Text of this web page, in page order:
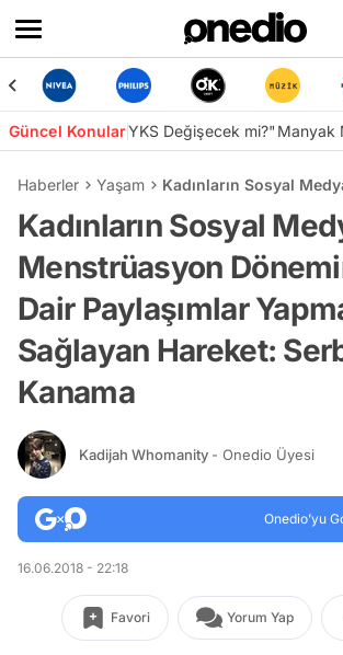
Güncel KonularYKS Değişecek mi?"Manyak
Haberler Yaşam Kadınların Sosyal
Kadınların Sosyal
Menstrüasyon
Dair Paylaşımlar
Sağlayan Hareket:
Kanama
Kadijah Whomanity - Onedio Üyesi
Onedio’yu
16.06.2018 - 22:18
Favori Yorum Yap